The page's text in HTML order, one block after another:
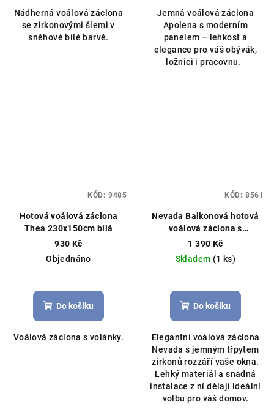
z
5
hvězdiček.
Nádherná voálová záclona
se zirkonovými šlemi v
sněhové bílé barvě.
Jemná voálová záclona
Apolena s moderním
panelem – lehkost a
elegance pro váš obývák,
ložnici i pracovnu.
Hotová voálová záclona
Thea 230x150cm bílá
930 Kč
Objednáno
Do košíku
Voálová záclona s volánky.
KÓD: 9485
Nevada Balkonová hotová
voálová záclona s
imitovanými zirkony
zakončený zirkonovým
míru
1 390 Kč
Skladem (1 ks)
hodnocení
produktu
z
5
hvězdiček.
Do košíku
Elegantní voálová záclona
Nevada s jemným třpytem
zirkonů rozzáří vaše okna.
Lehký materiál a snadná
instalace z ní dělají ideální
volbu pro váš domov.
KÓD: 8561